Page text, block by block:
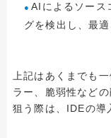
AIによるソース
グを検出し、最
上記はあくまでも
ラー、脆弱性など
狙う際は、IDEの導